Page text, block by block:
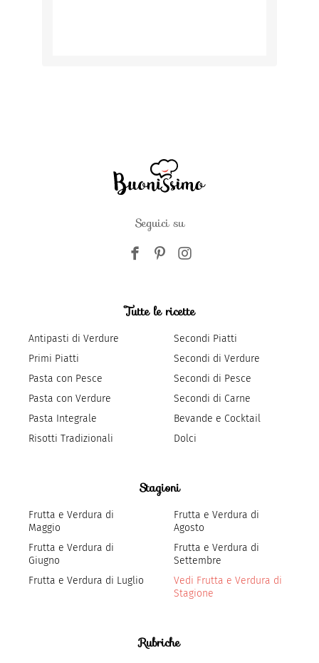
Seguici su
Tutte le ricette
Antipasti di Verdure
Primi Piatti
Pasta con Pesce
Pasta con Verdure
Pasta Integrale
Risotti Tradizionali
Secondi Piatti
Secondi di Verdure
Secondi di Pesce
Secondi di Carne
Bevande e Cocktail
Dolci
Stagioni
Frutta e Verdura di
Maggio
Frutta e Verdura di
Giugno
Frutta e Verdura di Luglio
Frutta e Verdura di
Agosto
Frutta e Verdura di
Settembre
Vedi Frutta e Verdura di
Stagione
Rubriche